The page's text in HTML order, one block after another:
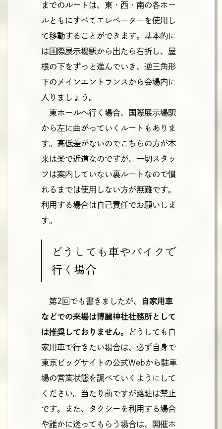
までのルートは、東・西・南の各ホー
ルともにすべてエレベーターを使用し
て移動することができます。基本的に
は国際展示場駅から出たら右折し、屋
根の下をずっと進んでいき、逆三角形
下のメインエントランスから会場内に
入りましょう。
東ホールへ行く場合、国際展示場駅
から左に曲がっていくルートもありま
す。高低差がないのでこちらの方が本
来は楽で近道なのですが、一切スタッ
フは案内していない裏ルートなので慣
れるまでは使用しない方が無難です。
利用する場合は自己責任でお願いしま
す。
どうしても車やバイクで
行く場合
第2回でも書きましたが、
自家用車
などでの来場は博麗神社社務所として
は推奨しておりません。
どうしても自
家用車で行きたい場合は、必ず自身で
東京ビッグサイトの公式Webから駐車
場の営業状態を調べていくようにして
ください。当たり前ですが路駐は禁止
です。また、タクシーを利用する場合
や誰かに送ってもらう場合は、開催ホ